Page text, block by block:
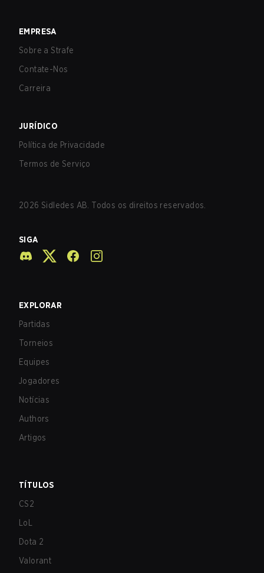
EMPRESA
Sobre a Strafe
Contate-Nos
Carreira
JURÍDICO
Política de Privacidade
Termos de Serviço
2026 Sidledes AB. Todos os direitos reservados.
SIGA
EXPLORAR
Partidas
Torneios
Equipes
Jogadores
Notícias
Authors
Artigos
TÍTULOS
CS2
LoL
Dota 2
Valorant